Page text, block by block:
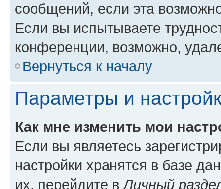
сообщений, если эта
Если вы испытываете
конференции, возможно,
Вернуться к началу
Параметры и
Как мне изменить мои
Если вы являетесь
настройки хранятся в базе
их, перейдите вЛичный